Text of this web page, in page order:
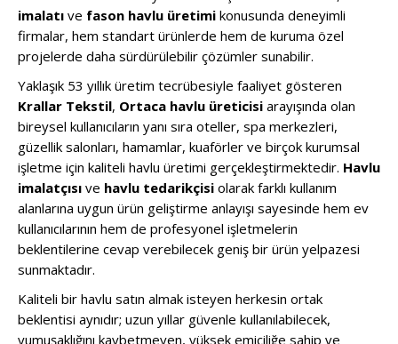
imalatı ve fason havlu üretimi konusunda deneyimli
firmalar, hem standart ürünlerde hem de kuruma özel
projelerde daha sürdürülebilir çözümler sunabilir.
Yaklaşık 53 yıllık üretim tecrübesiyle faaliyet gösteren
Krallar Tekstil, Ortaca havlu üreticisi arayışında olan
bireysel kullanıcıların yanı sıra oteller, spa merkezleri,
güzellik salonları, hamamlar, kuaförler ve birçok kurumsal
işletme için kaliteli havlu üretimi gerçekleştirmektedir. Havlu
imalatçısı ve havlu tedarikçisi olarak farklı kullanım
alanlarına uygun ürün geliştirme anlayışı sayesinde hem ev
kullanıcılarının hem de profesyonel işletmelerin
beklentilerine cevap verebilecek geniş bir ürün yelpazesi
sunmaktadır.
Kaliteli bir havlu satın almak isteyen herkesin ortak
beklentisi aynıdır; uzun yıllar güvenle kullanılabilecek,
yumuşaklığını kaybetmeyen, yüksek emiciliğe sahip ve